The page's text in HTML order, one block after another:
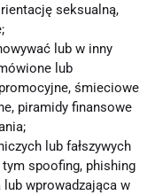
seksualną,
lub w inny
lub
śmieciowe
piramidy finansowe
lub fałszywych
spoofing, phishing
lub wprowadzająca w